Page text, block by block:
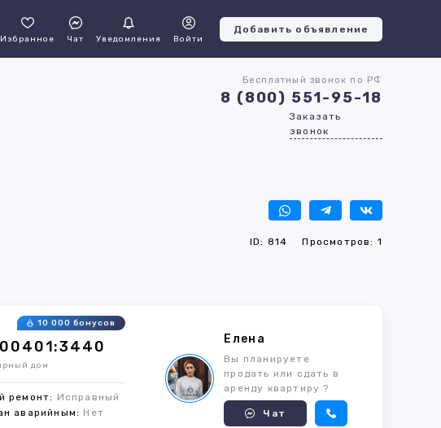
Избранное Чат Уведомления Войти
Добавить объявление
Бесплатный звонок по РФ
8 (800) 551-95-18
Заказать
звонок
ID: 814 Просмотров: 1
10 000 бонусов
дом
ремонт: Исправный
аварийным: Нет
Елена
Вы планируете
продать или сдать в
аренду квартиру ?
Чат